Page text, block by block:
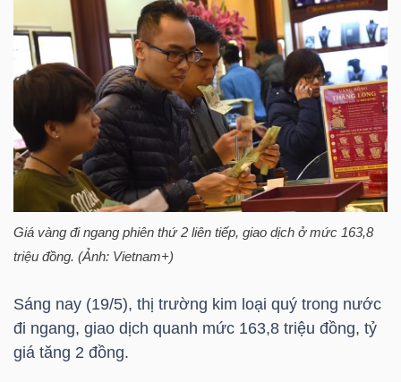
Giá vàng đi ngang phiên thứ 2 liên tiếp, giao dịch ở mức 163,8
triệu đồng. (Ảnh: Vietnam+)
Sáng nay (19/5), thị trường kim loại quý trong nước
đi ngang, giao dịch quanh mức 163,8 triệu đồng, tỷ
giá tăng 2 đồng.
TÀI
HÀNG
TẾ